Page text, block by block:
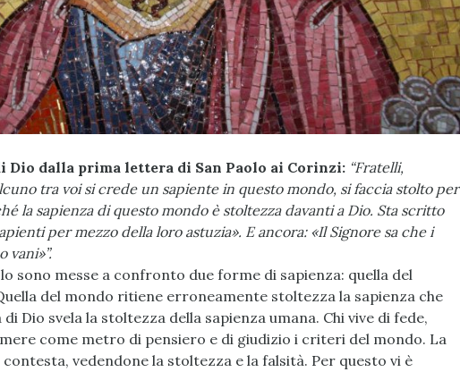
Dio dalla prima lettera di San Paolo ai Corinzi: “Fratelli,
tra voi si crede un sapiente in questo mondo, si faccia stolto per
la sapienza di questo mondo è stoltezza davanti a Dio. Sta scritto
per mezzo della loro astuzia». E ancora: «Il Signore sa che i
vani»”.
sono messe a confronto due forme di sapienza: quella del
del mondo ritiene erroneamente stoltezza la sapienza che
Dio svela la stoltezza della sapienza umana. Chi vive di fede,
come metro di pensiero e di giudizio i criteri del mondo. La
vedendone la stoltezza e la falsità. Per questo vi è